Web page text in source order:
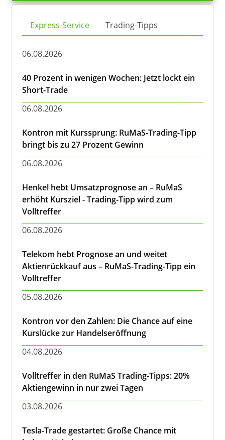
Express-Service Trading-Tipps
06.08.2026
40 Prozent in wenigen Wochen: Jetzt lockt ein
Short-Trade
06.08.2026
Kontron mit Kurssprung: RuMaS-Trading-Tipp
bringt bis zu 27 Prozent Gewinn
06.08.2026
Henkel hebt Umsatzprognose an – RuMaS
erhöht Kursziel - Trading-Tipp wird zum
Volltreffer
06.08.2026
Telekom hebt Prognose an und weitet
Aktienrückkauf aus – RuMaS-Trading-Tipp ein
Volltreffer
05.08.2026
Kontron vor den Zahlen: Die Chance auf eine
Kurslücke zur Handelseröffnung
04.08.2026
Volltreffer in den RuMaS Trading-Tipps: 20%
Aktiengewinn in nur zwei Tagen
03.08.2026
Tesla-Trade gestartet: Große Chance mit